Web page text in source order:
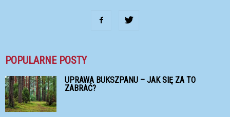
POPULARNE POSTY
UPRAWA BUKSZPANU – JAK SIĘ ZA TO
ZABRAĆ?